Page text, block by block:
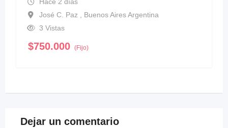
José C. Paz , Buenos Aires Argentina
3 Vistas
$750.000 (Fijo)
Dejar un comentario